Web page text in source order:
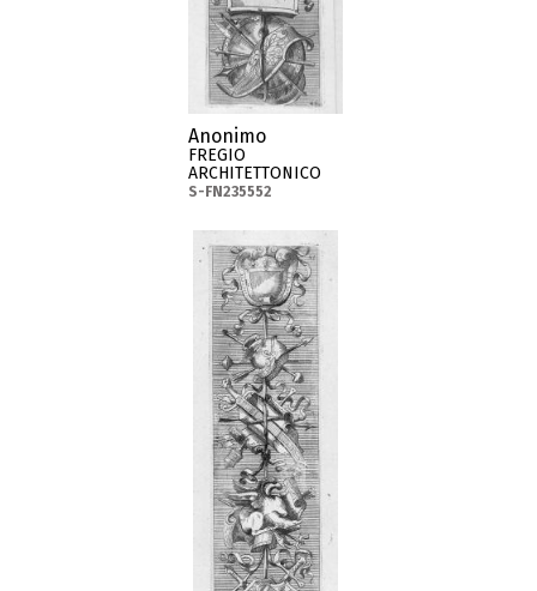
Anonimo
FREGIO
ARCHITETTONICO
S-FN235552